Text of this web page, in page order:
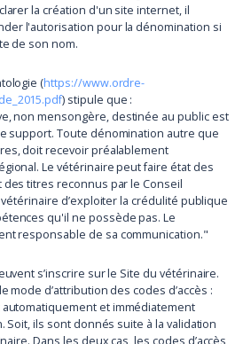
la création d'un site internet, il
l'autorisation pour la dénomination si
de son nom.
(https://www.ordre-
) stipule que :
non mensongère, destinée au public est
support. Toute dénomination autre que
doit recevoir préalablement
Le vétérinaire peut faire état des
des titres reconnus par le Conseil
d’exploiter la crédulité publique
qu'il ne possède pas. Le
responsable de sa communication."
s’inscrire sur le Site du vétérinaire.
mode d’attribution des codes d’accès :
automatiquement et immédiatement
Soit, ils sont donnés suite à la validation